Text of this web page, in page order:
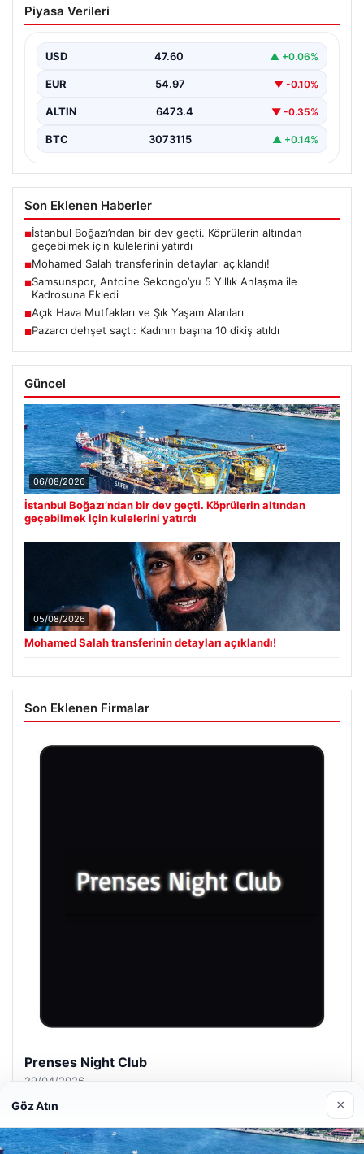
açıklandı!
Piyasa Verileri
USD 47.60 ▲ +0.06%
EUR 54.97 ▼ -0.10%
ALTIN 6473.4 ▼ -0.35%
BTC 3073115 ▲ +0.14%
Son Eklenen Haberler
■İstanbul Boğazı’ndan bir dev geçti. Köprülerin altından
geçebilmek için kulelerini yatırdı
■Mohamed Salah transferinin detayları açıklandı!
■Samsunspor, Antoine Sekongo’yu 5 Yıllık Anlaşma ile
Kadrosuna Ekledi
■Açık Hava Mutfakları ve Şık Yaşam Alanları
■Pazarcı dehşet saçtı: Kadının başına 10 dikiş atıldı
Güncel
06/08/2026
İstanbul Boğazı’ndan bir dev geçti. Köprülerin altından
geçebilmek için kulelerini yatırdı
05/08/2026
Mohamed Salah transferinin detayları açıklandı!
Son Eklenen Firmalar
Prenses Night Club
29/04/2026
Göz Atın ×